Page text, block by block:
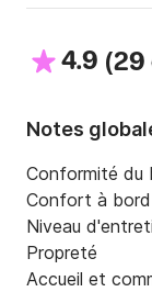
4.9 (29
Notes
Conformité du
Confort à bord
Niveau
Propreté
Accueil et